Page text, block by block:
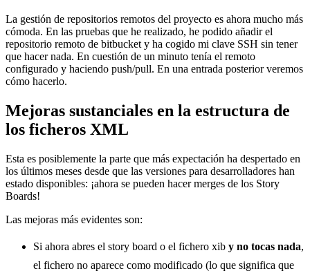
La gestión de repositorios remotos del proyecto es ahora mucho más
cómoda. En las pruebas que he realizado, he podido añadir el
repositorio remoto de bitbucket y ha cogido mi clave SSH sin tener
que hacer nada. En cuestión de un minuto tenía el remoto
configurado y haciendo push/pull. En una entrada posterior veremos
cómo hacerlo.
Mejoras sustanciales en la estructura de
los ficheros XML
Esta es posiblemente la parte que más expectación ha despertado en
los últimos meses desde que las versiones para desarrolladores han
estado disponibles: ¡ahora se pueden hacer merges de los Story
Boards!
Las mejoras más evidentes son:
Si ahora abres el story board o el fichero xib y no tocas nada,
el fichero no aparece como modificado (lo que significa que